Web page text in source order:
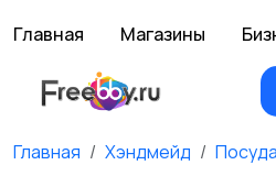
Главная Магазины
Главная Хэндмейд Посуда